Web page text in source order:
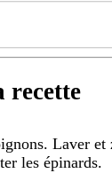
recette
Laver et
les épinards.